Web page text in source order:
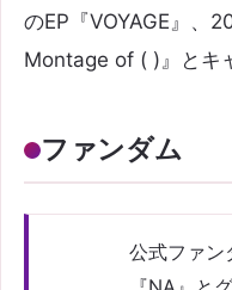
のEP『VOYAGE』、
Montage of ( )』とキ
ファンダム
公式ファン